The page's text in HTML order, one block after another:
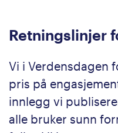
Retningslinjer
Vi i Verdensdagen
pris på
innlegg vi
alle bruker sunn